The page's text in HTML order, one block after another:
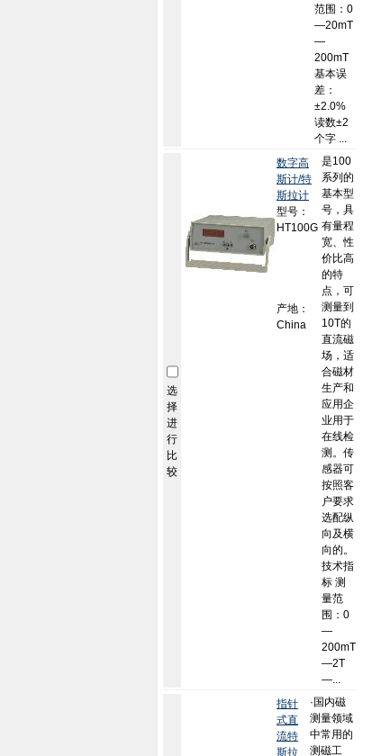
范围：0
—20mT
—
200mT
基本误
差：
±2.0%
读数±2
个字 ...
选
择
进
行
比
较
数字高
斯计/特
斯拉计
型号：
HT100G
产地：
China
是100
系列的
基本型
号，具
有量程
宽、性
价比高
的特
点，可
测量到
10T的
直流磁
场，适
合磁材
生产和
应用企
业用于
在线检
测。传
感器可
按照客
户要求
选配纵
向及横
向的。
技术指
标 测
量范
围：0
—
200mT
—2T
—...
指针
式直
流特
斯拉
·国内磁
测量领域
中常用的
测磁工